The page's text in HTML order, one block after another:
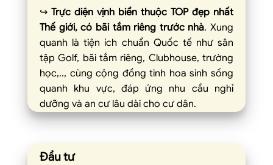
↪︎ Trực diện vịnh biển thuộc TOP đẹp nhất
Thế giới, có bãi tắm riêng trước nhà. Xung
quanh là tiện ích chuẩn Quốc tế như sân
tập Golf, bãi tắm riêng, Clubhouse, trường
học,.., cùng cộng đồng tinh hoa sinh sống
quanh khu vực, đáp ứng nhu cầu nghỉ
dưỡng và an cư lâu dài cho cư dân.
Đầu tư